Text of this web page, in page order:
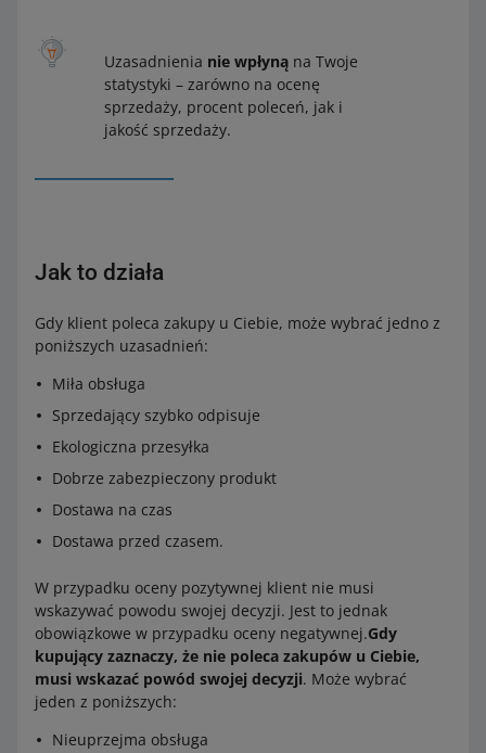
Uzasadnienia nie wpłyną na Twoje
statystyki – zarówno na ocenę
sprzedaży, procent poleceń, jak i
jakość sprzedaży.
Jak to działa
Gdy klient poleca zakupy u Ciebie, może wybrać jedno z
poniższych uzasadnień:
Miła obsługa
Sprzedający szybko odpisuje
Ekologiczna przesyłka
Dobrze zabezpieczony produkt
Dostawa na czas
Dostawa przed czasem.
W przypadku oceny pozytywnej klient nie musi
wskazywać powodu swojej decyzji. Jest to jednak
obowiązkowe w przypadku oceny negatywnej.Gdy
kupujący zaznaczy, że nie poleca zakupów u Ciebie,
musi wskazać powód swojej decyzji. Może wybrać
jeden z poniższych:
Nieuprzejma obsługa